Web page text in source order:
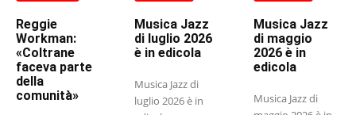
Reggie
Workman:
«Coltrane
faceva parte
della
comunità»
Musica Jazz
di luglio 2026
è in edicola
Musica Jazz di
luglio 2026 è in
Musica Jazz
di maggio
2026 è in
edicola
Musica Jazz di